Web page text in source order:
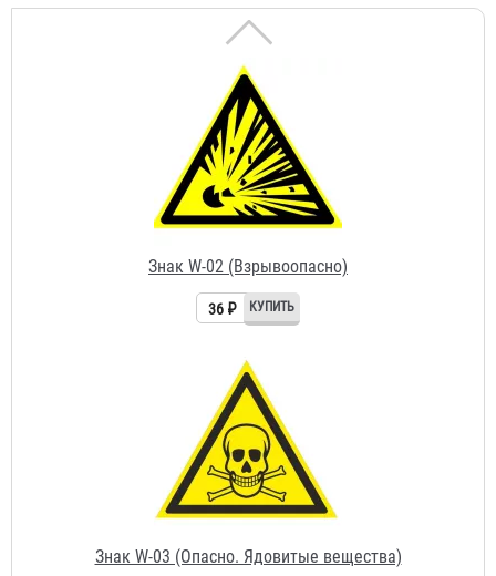
Знак W-02 (Взрывоопасно)
36 ₽
Знак W-03 (Опасно. Ядовитые вещества)
36 ₽